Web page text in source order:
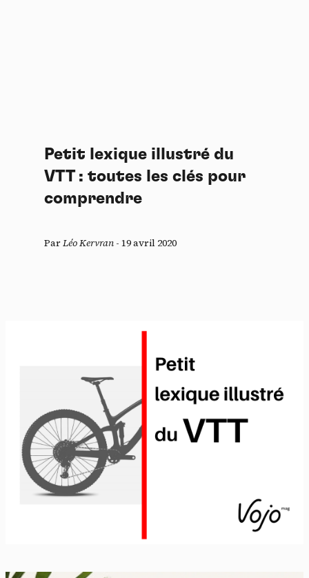
Petit lexique illustré du
VTT : toutes les clés pour
comprendre
ParLéo Kervran - 19 avril 2020